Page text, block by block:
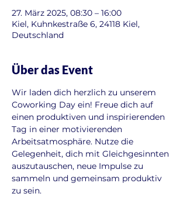
27. März 2025, 08:30 – 16:00
Kiel, Kuhnkestraße 6, 24118 Kiel,
Deutschland
Über das Event
Wir laden dich herzlich zu unserem
Coworking Day ein! Freue dich auf
einen produktiven und inspirierenden
Tag in einer motivierenden
Arbeitsatmosphäre. Nutze die
Gelegenheit, dich mit Gleichgesinnten
auszutauschen, neue Impulse zu
sammeln und gemeinsam produktiv
zu sein.